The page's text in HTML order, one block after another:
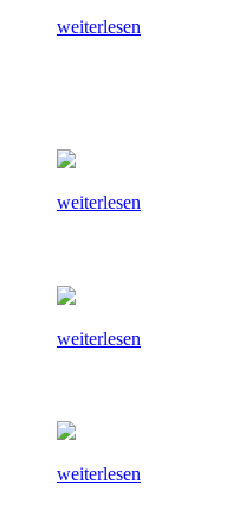
weiterlesen
weiterlesen
weiterlesen
weiterlesen